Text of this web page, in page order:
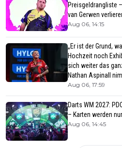
Preisgeldrangliste
van Gerwen
Aug 06, 14:15
„Er ist der Grund,
Hochzeit noch
sich weiter das
Nathan Aspinall
Aug 06, 17:59
Darts WM 2027:
– Karten werden
Aug 06, 14:45